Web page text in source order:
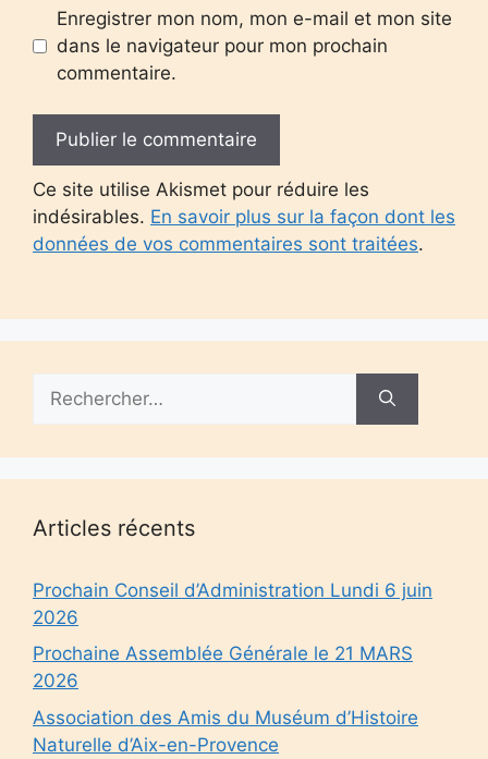
Enregistrer mon nom, mon e-mail et mon site
dans le navigateur pour mon prochain
commentaire.
Ce site utilise Akismet pour réduire les
indésirables. En savoir plus sur la façon dont les
données de vos commentaires sont traitées.
Articles récents
Prochain Conseil d’Administration Lundi 6 juin
2026
Prochaine Assemblée Générale le 21 MARS
2026
Association des Amis du Muséum d’Histoire
Naturelle d’Aix-en-Provence